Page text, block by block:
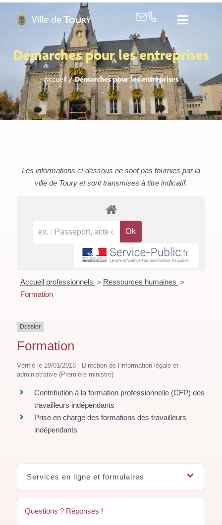
Démarches pour les entreprises
Accueil/Démarches pour les entreprises
Les informations ci-dessous ne sont pas fournies par la
ville de Toury et sont transmises à titre indicatif.
Accueil professionnels > Ressources humaines >
Formation
Dossier
Formation
Vérifié le 29/01/2018 - Direction de l'information légale et
administrative (Première ministre)
Contribution à la formation professionnelle (CFP) des
travailleurs indépendants
Prise en charge des formations des travailleurs
indépendants
Services en ligne et formulaires
Questions ? Réponses !